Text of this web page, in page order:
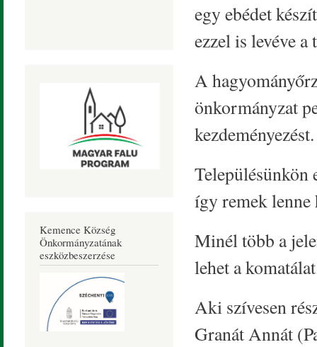
Kemence Község
Önkormányzatának
eszközbeszerzése
egy ebédet
ezzel is levéve
A
önkormányzat
kezdeményezést.
Településünkön
így remek lenne
Minél több a
lehet a
Aki szívesen
Granát Annát